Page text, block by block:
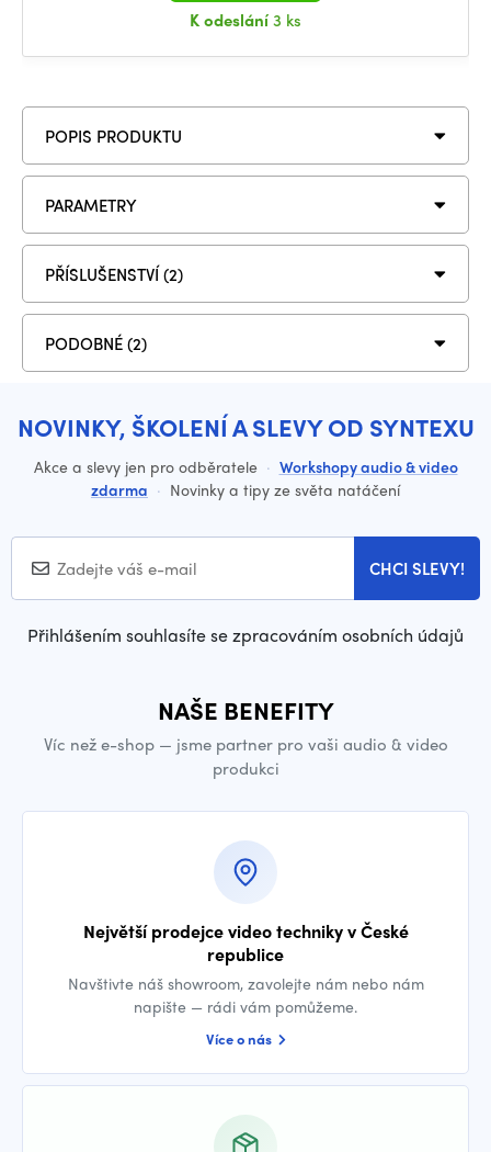
K odeslání3 ks
POPIS PRODUKTU
PARAMETRY
PŘÍSLUŠENSTVÍ (2)
PODOBNÉ (2)
NOVINKY, ŠKOLENÍ A SLEVY OD SYNTEXU
Akce a slevy jen pro odběratele · Workshopy audio & video
zdarma · Novinky a tipy ze světa natáčení
CHCI SLEVY!
Přihlášením souhlasíte se zpracováním osobních údajů
NAŠE BENEFITY
Víc než e-shop — jsme partner pro vaši audio & video
produkci
Největší prodejce video techniky v České
republice
Navštivte náš showroom, zavolejte nám nebo nám
napište — rádi vám pomůžeme.
Více o nás